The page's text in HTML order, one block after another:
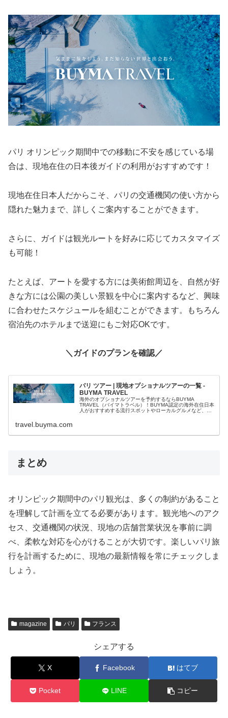
パリ オリンピック期間中での移動に不安を感じている場
合は、現地在住の日本後ガイドの利用がおすすめです！
現地在住日本人だからこそ、パリの交通機関の使い方から
隠れた魅力まで、詳しくご案内することができます。
さらに、ガイドは観光ルートを好みに応じてカスタマイズ
も可能！
たとえば、アートを愛する方には美術館周辺を、自然が好
きな方には公園の美しい景観を中心に案内するなど、興味
に合わせたスケジュールを組むことができます。もちろん
宿泊先のホテルまで送迎にもご対応OKです。
＼ガイドのプランを確認／
パリ ツアー | 現地オプショナルツアーの一覧 -
BUYMA TRAVEL
海外のオプショナルツアーを予約するならBUYMA
TRAVEL（バイマトラベル）！BUYMA認定の海外在住日本
人がおすすめする流行スポットやローカルグルメなど、プ
travel.buyma.com
まとめ
オリンピック期間中のパリ観光は、多くの制約があること
を理解して計画を立てる必要があります。観光地へのアク
セス、交通機関の状況、現地の店舗営業状況を事前に調
べ、柔軟な対応を心がけることが大切です。楽しいパリ旅
行を計画するために、現地の最新情報を常にチェックしま
しょう。
magazine パリ フランス
シェアする
X Facebook はてブ
Pocket LINE コピー